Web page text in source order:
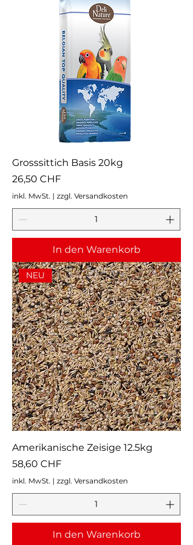
Grosssittich Basis 20kg
Preis
26,50 CHF
inkl. MwSt. | zzgl. Versandkosten
In den Warenkorb
NEU
Amerikanische Zeisige 12.5kg
Preis
58,60 CHF
inkl. MwSt. | zzgl. Versandkosten
In den Warenkorb